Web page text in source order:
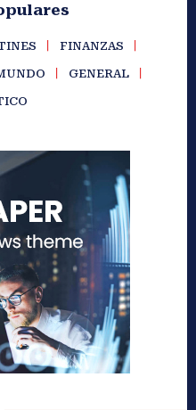
FINANZAS
GENERAL